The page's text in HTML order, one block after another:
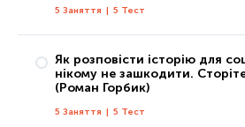
Тест 1
Заняття 2: Як захистити свої права без
Тест 2
Заняття 3: Як захистити свої права за
Тест 3
5 Заняття | 5 Тест
Заняття 1: Цифрова особистість
Як розповісти історію для
нікому не зашкодити.
(Роман Горбик)
5 Заняття | 5 Тест